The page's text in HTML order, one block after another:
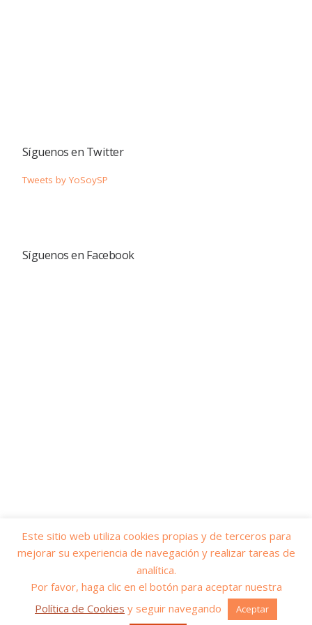
Síguenos en Twitter
Tweets by YoSoySP
Síguenos en Facebook
Yo soy servicios públicos– Todos los derechos reservados
Funciona conWP – Diseñado con elTema Customizr
Este sitio web utiliza cookies propias y de terceros para
mejorar su experiencia de navegación y realizar tareas de
analítica.
Por favor, haga clic en el botón para aceptar nuestra
Política de Cookies y seguir navegando Aceptar